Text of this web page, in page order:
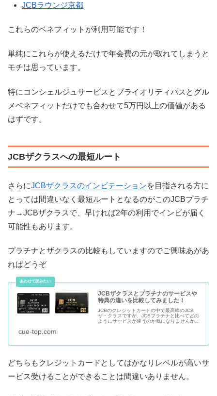
JCBラウンジ京都
これらのベネフィットが利用可能です！
単純にこれらが使えるだけで年会費の元が取れてしまうと
モチは思っています。
特にコンシェルジュサービスとプライオリティパスとグル
メベネフィットだけでも合わせて5万円以上の価値がある
はずです。
JCBザクラスへの最短ルート
さらにJCBザクラスのインビテーションを目指される方に
とっては間違いなく最短ルートとなるのがこのJCBプラチ
ナ→JCBザクラスで、早ければ2年の利用でインビが届く
可能性もあります。
プラチナとザクラスの比較もしていますのでご興味あがあ
ればどうぞ
JCBザクラスとプラチナのサービスや
特典の違いを比較してみました！
JCBのクレジットカードの中で最高峰のJCB
ザ・クラスですが、JCBプラチナと比べてどの
ようにサービスが違うのか気になりませんか？
cue-top.com
どちらもクレジットカードとしてはかなりレベルが高いサ
ービス受けることができることは間違いありません。